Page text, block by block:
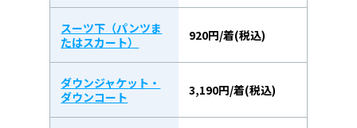
スーツ下（パンツま
たはスカート）
920円/着(税込)
ダウンジャケット・
ダウンコート
3,190円/着(税込)